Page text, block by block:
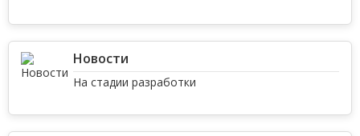
Новости
На стадии разработки